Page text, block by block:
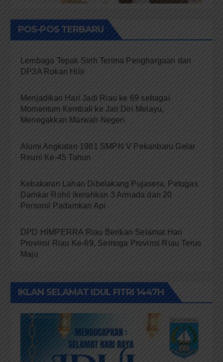
POS-POS TERBARU
Lembaga Tepak Sirih Terima Penghargaan dari
DP3A Rokan Hilir
Menjadikan Hari Jadi Riau ke 69 sebagai
Momentum Kembali ke Jati Diri Melayu,
Menegakkan Marwah Negeri
Alumi Angkatan 1981 SMPN V Pekanbaru Gelar
Reuni Ke-45 Tahun
Kebakaran Lahan Dibelakang Pujasera, Petugas
Damkar Rohil ikerahkan 3 Armada dan 20
Personil Padamkan Api
DPD HIMPERRA Riau Berikan Selamat Hari
Provinsi Riau Ke-69, Semoga Provinsi Riau Terus
Maju
IKLAN SELAMAT IDUL FITRI 1447H